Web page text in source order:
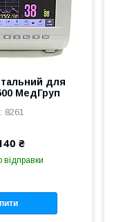
для
МедГруп
8261
₴
відправки